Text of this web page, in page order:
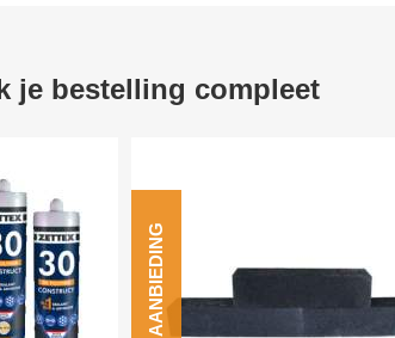
je bestelling compleet
AANBIEDING